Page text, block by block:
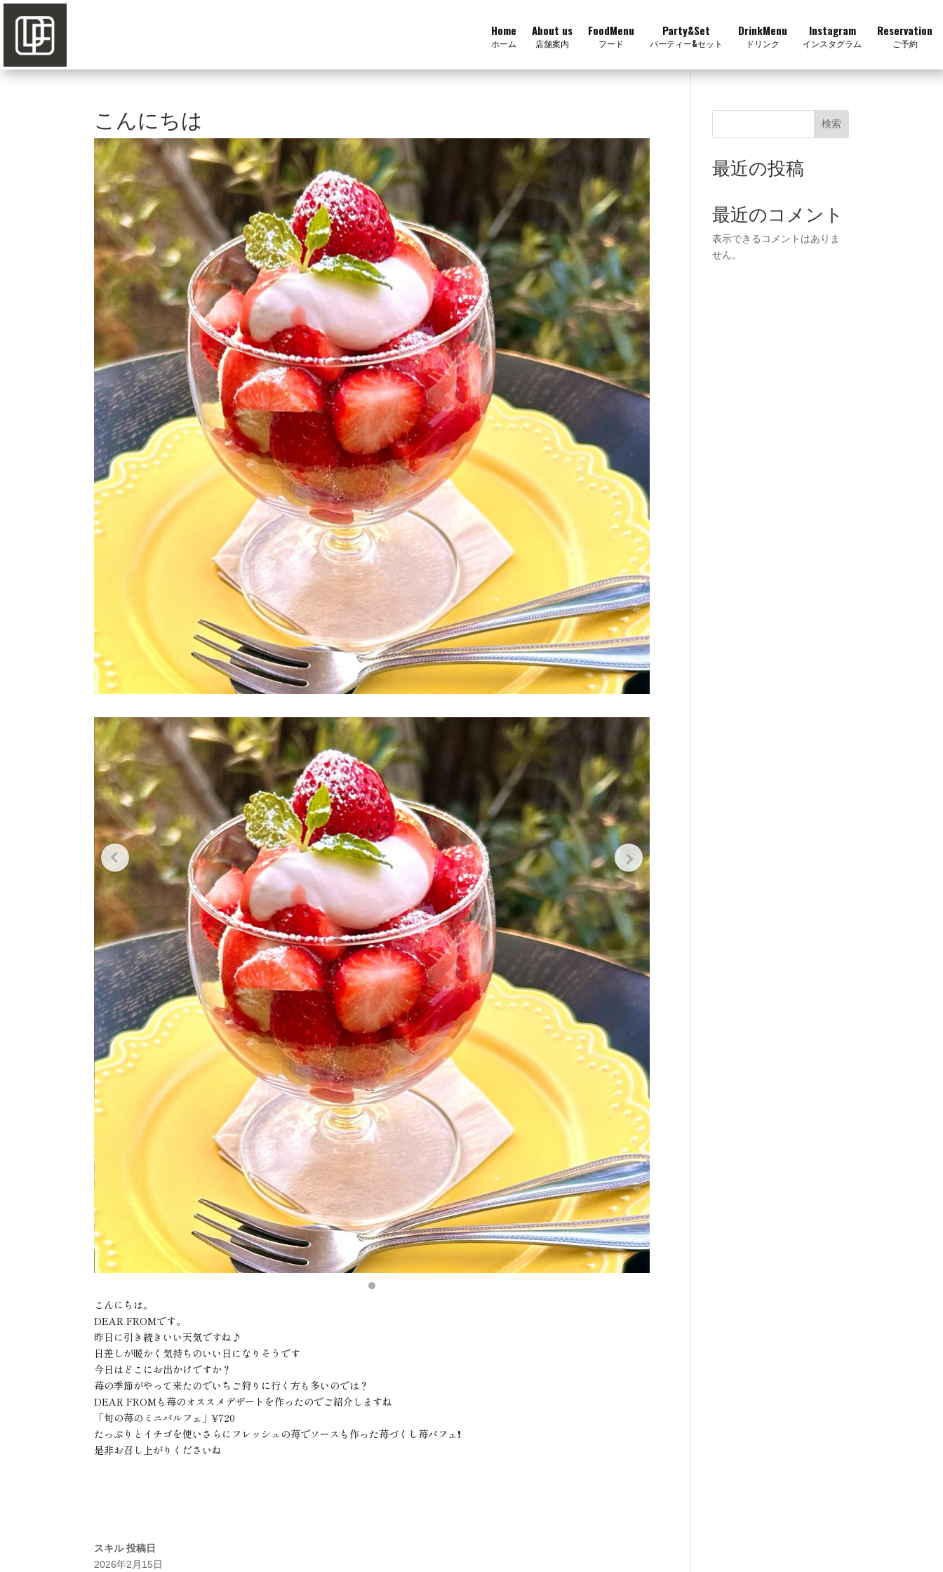
Home
ホーム
About us
店舗案内
FoodMenu
フード
Party&Set
パーティー&セット
DrinkMenu
ドリンク
Instagram
インスタグラム
Reservation
ご予約
こんにちは
こんにちは。
DEAR FROMです。
昨日に引き続きいい天気ですね♪
日差しが暖かく気持ちのいい日になりそうです
今日はどこにお出かけですか？
苺の季節がやって来たのでいちご狩りに行く方も多いのでは？
DEAR FROMも苺のオススメデザートを作ったのでご紹介しますね
「旬の苺のミニパルフェ」¥720
たっぷりとイチゴを使いさらにフレッシュの苺でソースも作った苺づくし苺パフェ❗️
是非お召し上がりくださいね
スキル 投稿日
2026年2月15日
検索
最近の投稿
最近のコメント
表示できるコメントはありま
せん。